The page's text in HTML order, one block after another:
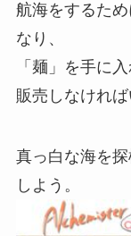
航海をするた
なり、
「麺」を手に
販売しなければ
真っ白な海を
しよう。